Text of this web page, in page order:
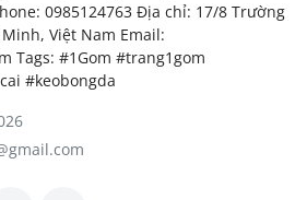
0985124763 Địa chỉ: 17/8 Trường
Việt Nam Email:
Tags: #1Gom #trang1gom
#keobongda